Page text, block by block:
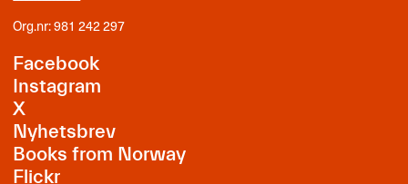
Org.nr: 981 242 297
Facebook
Instagram
X
Nyhetsbrev
Books from Norway
Flickr